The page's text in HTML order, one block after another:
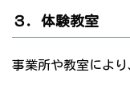
３．体験教室
事業所や教室により